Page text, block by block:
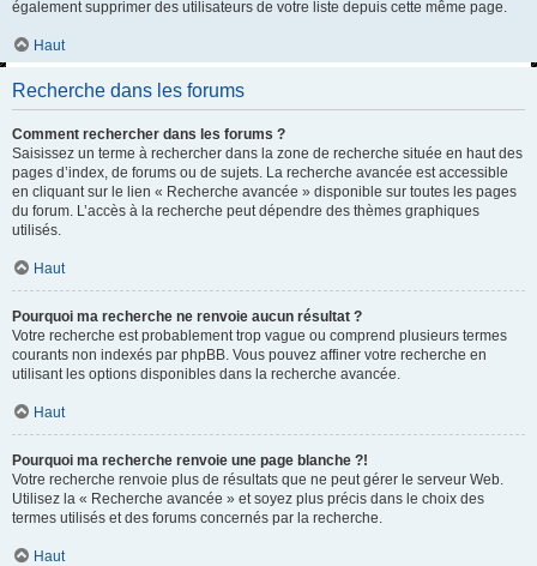
également supprimer des utilisateurs de votre liste depuis cette même page.
Haut
Recherche dans les forums
Comment rechercher dans les forums ?
Saisissez un terme à rechercher dans la zone de recherche située en haut des
pages d’index, de forums ou de sujets. La recherche avancée est accessible
en cliquant sur le lien « Recherche avancée » disponible sur toutes les pages
du forum. L’accès à la recherche peut dépendre des thèmes graphiques
utilisés.
Haut
Pourquoi ma recherche ne renvoie aucun résultat ?
Votre recherche est probablement trop vague ou comprend plusieurs termes
courants non indexés par phpBB. Vous pouvez affiner votre recherche en
utilisant les options disponibles dans la recherche avancée.
Haut
Pourquoi ma recherche renvoie une page blanche ?!
Votre recherche renvoie plus de résultats que ne peut gérer le serveur Web.
Utilisez la « Recherche avancée » et soyez plus précis dans le choix des
termes utilisés et des forums concernés par la recherche.
Haut